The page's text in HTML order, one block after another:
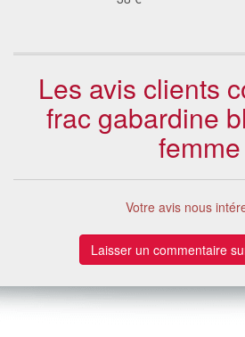
Les avis clients
frac gabardine
femme
Votre avis nous
Laisser un commentaire